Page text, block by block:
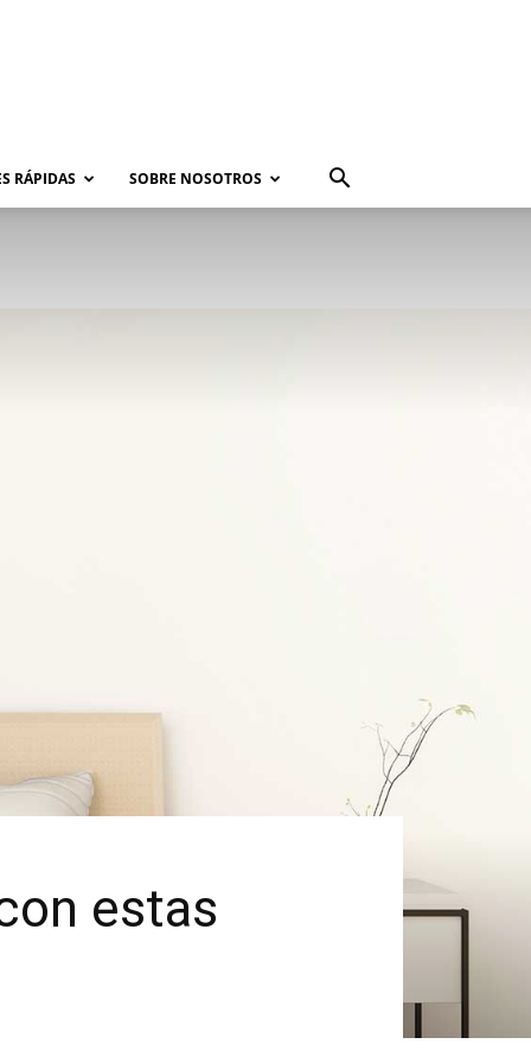
RÁPIDAS SOBRE NOSOTROS
estas